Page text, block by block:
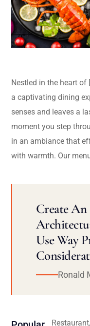
Nestled in the heart of
a captivating dining
senses and leaves a
moment you step
in an ambiance that
with warmth. Our
Create
Use Way
Ronald
Restaurant,